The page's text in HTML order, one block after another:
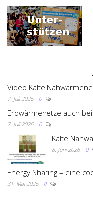
Video Kalte
7. Juli 2026 0
Erdwärmenetze auch
7. Juli 2026 0
Kalte
8. Juni 2026 0
Energy Sharing – eine
31. Mai 2026 0